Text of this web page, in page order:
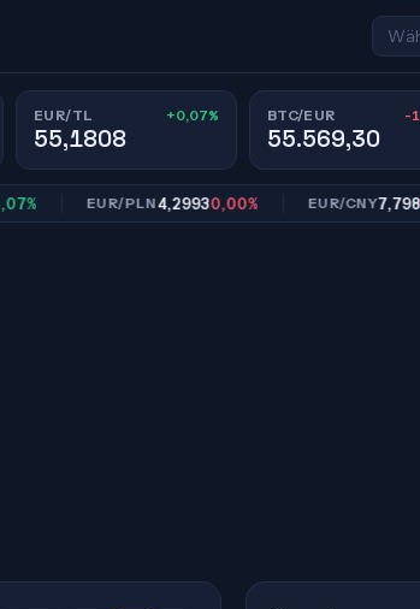
EUR/TL +0,07%
55,1808
BTC/EUR -
55.569,30
EUR/PLN4,29930,00% EUR/CNY7,7989